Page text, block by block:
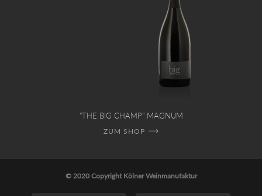
"THE BIG CHAMP" MAGNUM
ZUM SHOP
© 2020 Copyright Kölner Weinmanufaktur